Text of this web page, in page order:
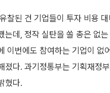
찰된 건 기업들이 투자 비용
는데, 정작 실탄을 쏠 총은 없
이번에도 참여하는 기업이 없
졌다. 과기정통부는 기획재정
혔다.